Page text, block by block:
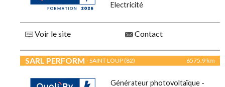
Electricité
Voir le site Contact
SARL PERFORM - SAINT LOUP (82) 6575.9 km
Générateur photovoltaïque -